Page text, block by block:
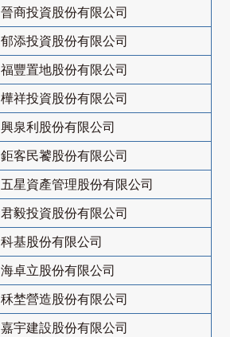
晉商投資股份有限公司
郁添投資股份有限公司
福豐置地股份有限公司
樺祥投資股份有限公司
興泉利股份有限公司
鉅客民饕股份有限公司
五星資產管理股份有限公司
君毅投資股份有限公司
科基股份有限公司
海卓立股份有限公司
秝埜營造股份有限公司
嘉宇建設股份有限公司